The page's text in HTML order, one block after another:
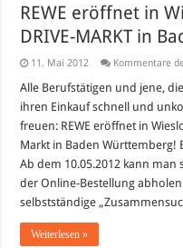
REWE eröffnet in
DRIVE-MARKT in
11. Mai 2012 Kommentare
Alle Berufstätigen und jene,
ihren Einkauf schnell und
freuen: REWE eröffnet in
Markt in Baden Württemberg!
Ab dem 10.05.2012 kann man
der Online-Bestellung
selbstständige
Weiterlesen »